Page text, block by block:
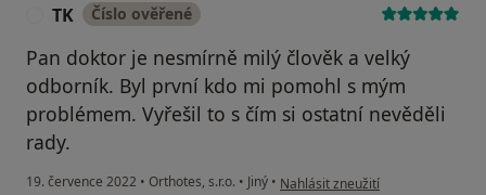
TK Číslo ověřené
Pan doktor je nesmírně milý člověk a velký
odborník. Byl první kdo mi pomohl s mým
problémem. Vyřešil to s čím si ostatní nevěděli
rady.
19. července 2022 • Orthotes, s.r.o. • Jiný • podle názoru uživatele TK
Nahlásit zneužití